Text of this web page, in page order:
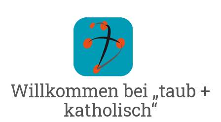
Willkommen bei „taub +
katholisch“